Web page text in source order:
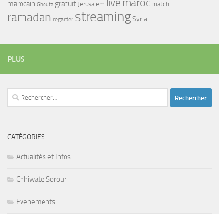
marocain Ghouta gratuit Jerusalem live maroc match
ramadan regarder streamingSyria
PLUS
Rechercher :
CATÉGORIES
Actualités et Infos
Chhiwate Sorour
Evenements